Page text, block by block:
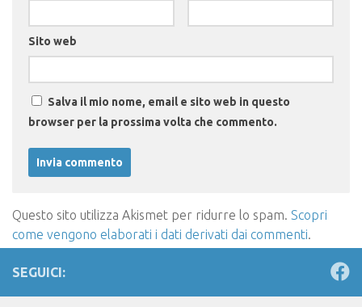
Sito web
Salva il mio nome, email e sito web in questo
browser per la prossima volta che commento.
Questo sito utilizza Akismet per ridurre lo spam. Scopri
come vengono elaborati i dati derivati dai commenti.
SEGUICI: